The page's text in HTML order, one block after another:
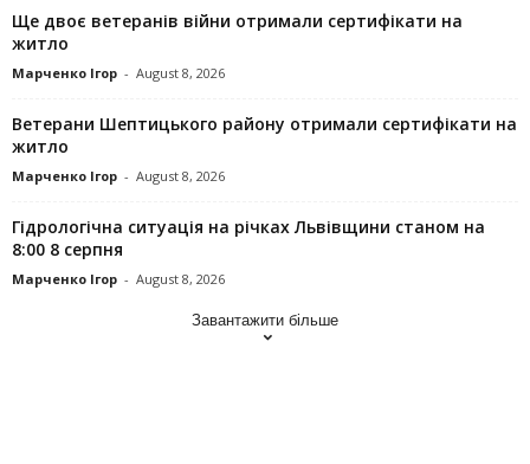
Ще двоє ветеранів війни отримали сертифікати на
житло
Марченко Ігор - August 8, 2026
Ветерани Шептицького району отримали сертифікати на
житло
Марченко Ігор - August 8, 2026
Гідрологічна ситуація на річках Львівщини станом на
8:00 8 серпня
Марченко Ігор - August 8, 2026
Завантажити більше